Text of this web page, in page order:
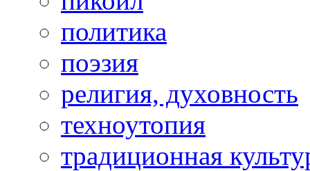
политика
поэзия
религия, духовность
техноутопия
традиционная